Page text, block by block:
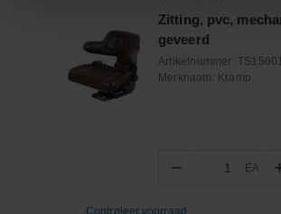
Zitting, pvc,
geveerd
Artikelnummer:
Merknaam: Kramp
− Aantal
EA
Controleer voorraad